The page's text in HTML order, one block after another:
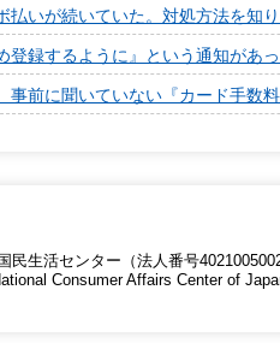
払いが続いていた。対処方法を知
登録するように』という通知があ
前に聞いていない『カード手数
民生活センター（法人番号
Consumer Affairs Center of